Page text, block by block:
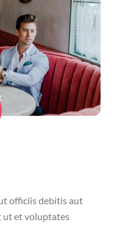
officiis debitis aut
ut et voluptates